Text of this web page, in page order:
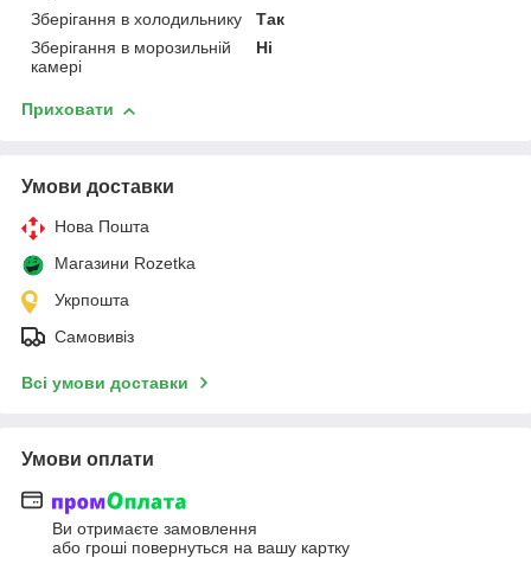
Зберігання в холодильнику
Так
Зберігання в морозильній
камері
Ні
Приховати
Умови доставки
Нова Пошта
Магазини Rozetka
Укрпошта
Самовивіз
Всі умови доставки
Умови оплати
Ви отримаєте замовлення
або гроші повернуться на вашу картку